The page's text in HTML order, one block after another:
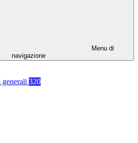
Menu di
navigazione
320